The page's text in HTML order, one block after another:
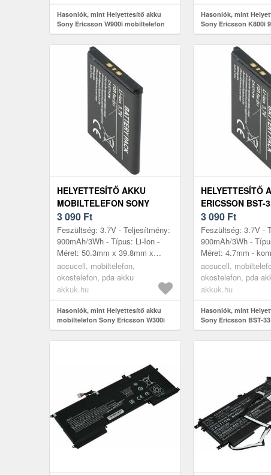
Hasonlók, mint Helyettesítő akku
Sony Ericsson W900i mobiltelefon
900mAh
Hasonlók, mint
Sony Ericsson K800i
mobiltelefon
HELYETTESÍTŐ AKKU
MOBILTELEFON SONY
ERICSSON W300I 900MAH
3 090 Ft
Feszültség: 3.7V - Teljesítmény:
900mAh/3Wh - Típus: Li-Ion -
Méret: 50.3mm x 39.8mm x
4.7mm - kompatibilis modellek:
W300i, Sony Ericsson K550i,
K...
accucell, mobiltelefon,
okostelefon, pda akku
akkuk.hu
Hasonlók, mint Helyettesítő akku
mobiltelefon Sony Ericsson W300i
900mAh
HELYETTESÍTŐ
ERICSSON BST-
6V 900MAH
LI-ION
3 090 Ft
Feszültség: 3.7V -
900mAh/3Wh -
Méret: 4.7mm -
modellek: V800,
K550i, K800i,
accucell,
okostelefon, pda
akkuk.hu
Hasonlók, mint
Sony Ericsson BST-33
900mAh mobiltelefon